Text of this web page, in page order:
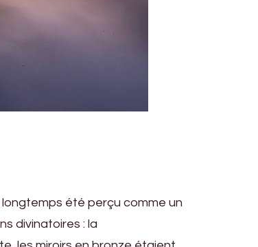
longtemps été perçu comme un
divinatoires : la